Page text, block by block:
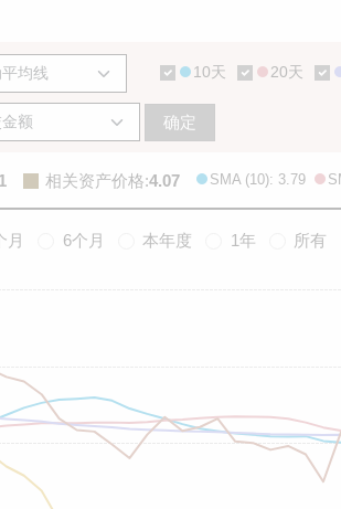
10天 20天
确定
相关资产价格:4.07 SMA (10): 3.79
月 6个月 本年度 1年 所有